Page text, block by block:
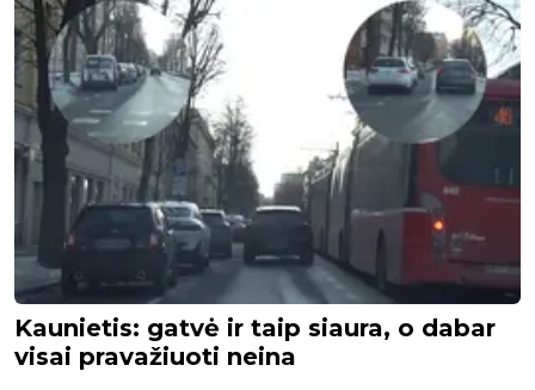
Kaunietis: gatvė ir taip siaura, o dabar
visai pravažiuoti neina